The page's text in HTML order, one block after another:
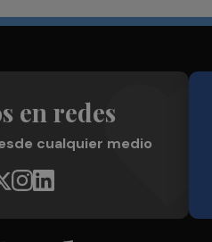
en redes
cualquier medio